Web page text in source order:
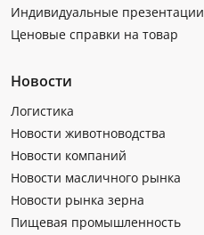
Индивидуальные презентации
Ценовые справки на товар
Новости
Логистика
Новости животноводства
Новости компаний
Новости масличного рынка
Новости рынка зерна
Пищевая промышленность